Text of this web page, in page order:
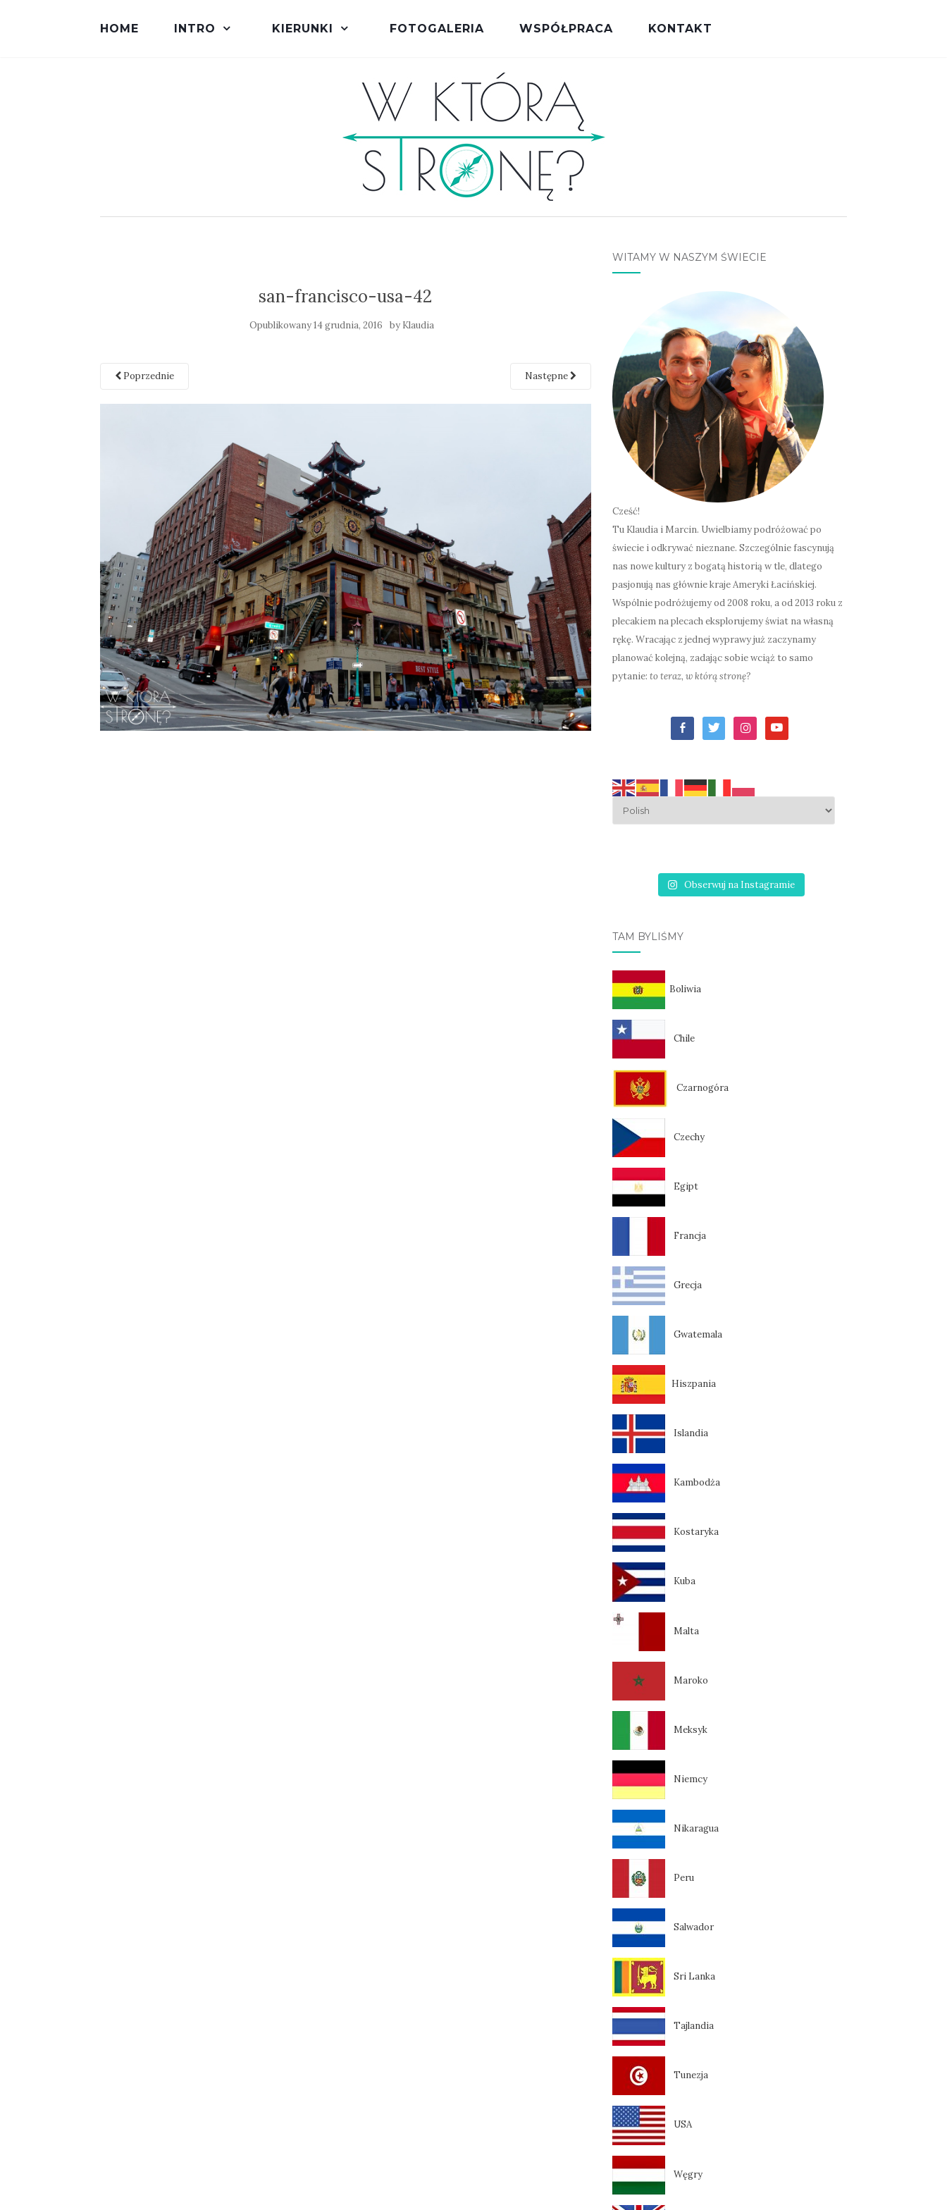
HOME INTRO KIERUNKI FOTOGALERIA WSPÓŁPRACA KONTAKT
san-francisco-usa-42
Opublikowany14 grudnia, 2016 by Klaudia
Poprzednie Następne
WITAMY W NASZYM ŚWIECIE
Cześć!
Tu Klaudia i Marcin. Uwielbiamy podróżować po
świecie i odkrywać nieznane. Szczególnie fascynują
nas nowe kultury z bogatą historią w tle, dlatego
pasjonują nas głównie kraje Ameryki Łacińskiej.
Wspólnie podróżujemy od 2008 roku, a od 2013 roku z
plecakiem na plecach eksplorujemy świat na własną
rękę. Wracając z jednej wyprawy już zaczynamy
planować kolejną, zadając sobie wciąż to samo
pytanie: to teraz, w którą stronę?
facebook-
alt
twitterinstagramyoutube
Obserwuj na Instagramie
TAM BYLIŚMY
Boliwia
Chile
Czarnogóra
Czechy
Egipt
Francja
Grecja
Gwatemala
Hiszpania
Islandia
Kambodża
Kostaryka
Kuba
Malta
Maroko
Meksyk
Niemcy
Nikaragua
Peru
Salwador
Sri Lanka
Tajlandia
Tunezja
USA
Węgry